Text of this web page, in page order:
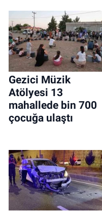
Gezici Müzik
Atölyesi 13
mahallede bin 700
çocuğa ulaştı